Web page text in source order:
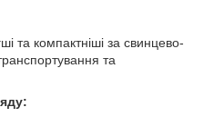
та компактніші за свинцево-
та